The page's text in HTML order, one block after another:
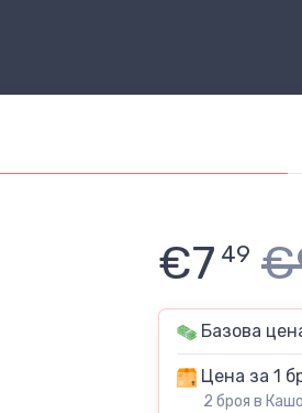
€7 49
Базова
Цена за 1
2 броя в